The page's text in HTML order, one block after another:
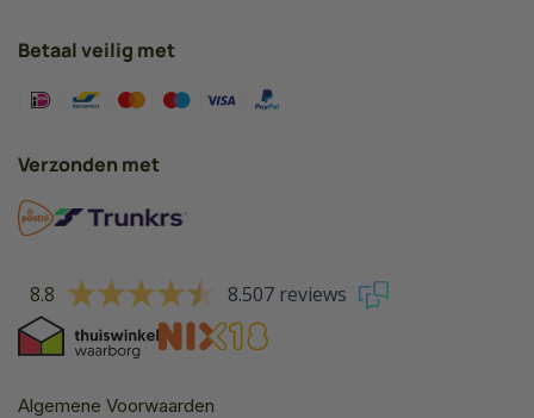
Betaal veilig met
Verzonden met
8.8 8.507 reviews
Algemene Voorwaarden